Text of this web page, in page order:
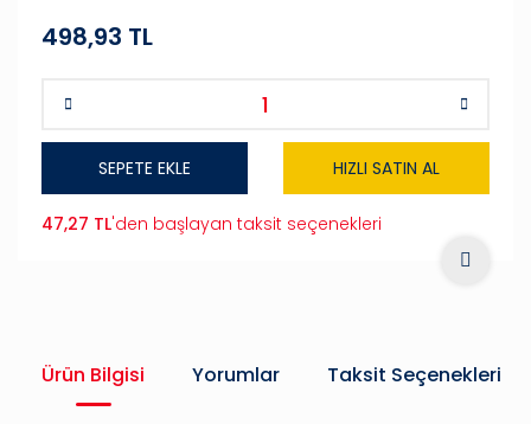
498,93 TL
SEPETE EKLE HIZLI SATIN AL
47,27 TL'den başlayan taksit seçenekleri
Ürün Bilgisi Yorumlar Taksit Seçenekleri